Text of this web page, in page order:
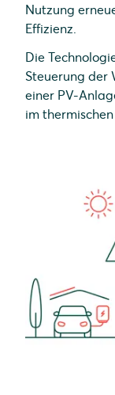
Nutzung
Effizienz.
Die
Steuerung der
einer PV-
im